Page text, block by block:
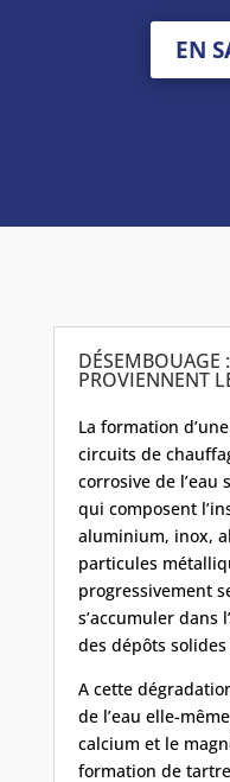
EN
DÉSEMBOUAGE
PROVIENNENT
La formation
circuits de
corrosive de
qui composent
aluminium, inox,
particules
progressivement
s’accumuler dans
des dépôts
A cette
de l’eau elle-
calcium et le
formation de